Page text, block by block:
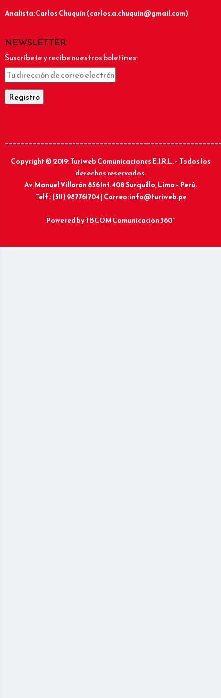
Analista: Carlos Chuquín (carlos.a.chuquin@gmail.com)
NEWSLETTER
Suscríbete y recibe nuestros boletines:
Copyright © 2019: Turiweb Comunicaciones E.I.R.L. – Todos los
derechos reservados.
Av. Manuel Villarán 856 Int. 408 Surquillo, Lima – Perú.
Telf.: (511) 987761704 | Correo: info@turiweb.pe
Powered byTBCOM Comunicación 360°